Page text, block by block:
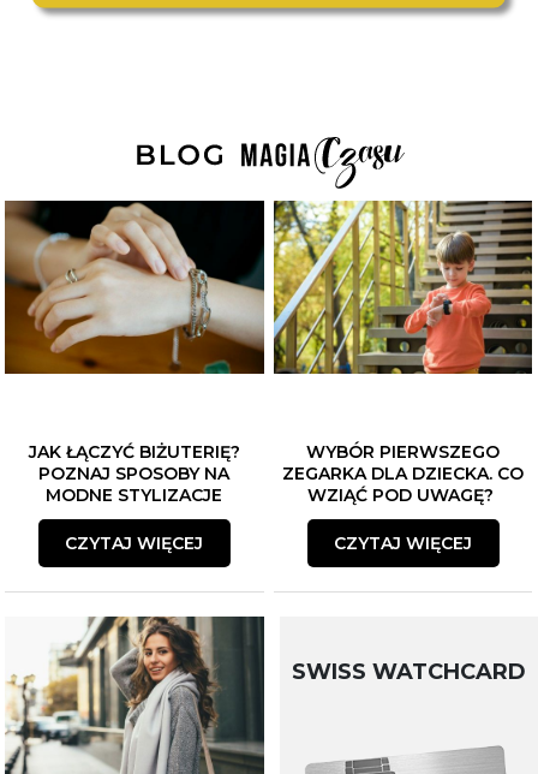
JAK ŁĄCZYĆ BIŻUTERIĘ?
POZNAJ SPOSOBY NA
MODNE STYLIZACJE
CZYTAJ WIĘCEJ
WYBÓR PIERWSZEGO
ZEGARKA DLA DZIECKA. CO
WZIĄĆ POD UWAGĘ?
CZYTAJ WIĘCEJ
SWISS WATCHCARD